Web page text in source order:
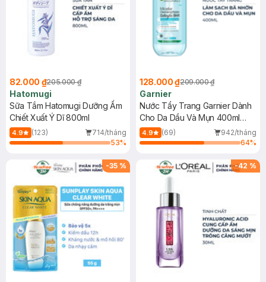
82.000 ₫205.000 ₫
Hatomugi
Sữa Tắm Hatomugi Dưỡng Ẩm
Chiết Xuất Ý Dĩ 800ml
4.9 (123)
714/tháng
53%
128.000 ₫209.000 ₫
Garnier
Nước Tẩy Trang Garnier Dành
Cho Da Dầu Và Mụn 400ml
(Mới)
4.9 (69)
942/tháng
64%
-35 % -42 %